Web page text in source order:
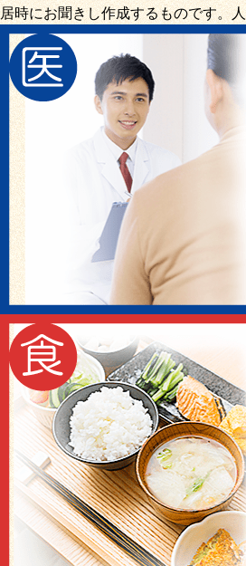
居時にお聞きし作成するものです。